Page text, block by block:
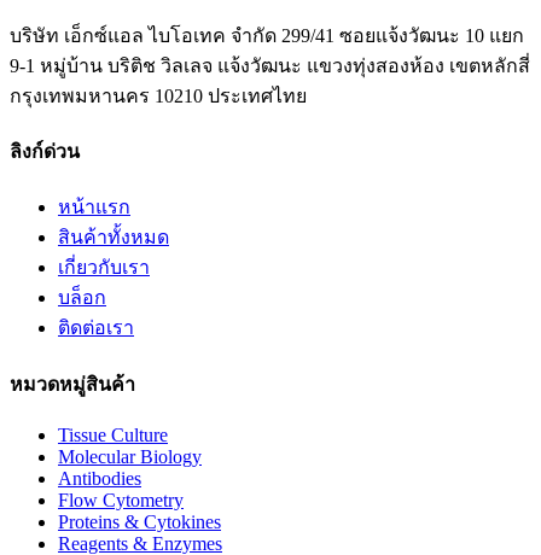
บริษัท เอ็กซ์แอล ไบโอเทค จำกัด 299/41 ซอยแจ้งวัฒนะ 10 แยก
9-1 หมู่บ้าน บริติช วิลเลจ แจ้งวัฒนะ แขวงทุ่งสองห้อง เขตหลักสี่
กรุงเทพมหานคร 10210 ประเทศไทย
ลิงก์ด่วน
หน้าแรก
สินค้าทั้งหมด
เกี่ยวกับเรา
บล็อก
ติดต่อเรา
หมวดหมู่สินค้า
Tissue Culture
Molecular Biology
Antibodies
Flow Cytometry
Proteins & Cytokines
Reagents & Enzymes